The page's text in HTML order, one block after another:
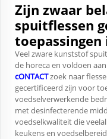
Zijn zwaar
spuitflessen
toepassingen
Veel zware kunststof
de horeca en voldoen
cONTACTzoek naar
gecertificeerd zijn voor
voedselverwerkende
met desinfecterende
voedselkwaliteit die
keukens en